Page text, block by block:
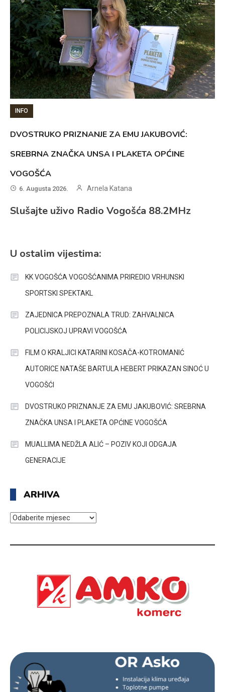
INFO
DVOSTRUKO PRIZNANJE ZA EMU JAKUBOVIĆ:
SREBRNA ZNAČKA UNSA I PLAKETA OPĆINE
VOGOŠĆA
6. Augusta 2026. Arnela Katana
Slušajte uživo Radio Vogošća 88.2MHz
U ostalim vijestima:
KK VOGOŠĆA VOGOŠĆANIMA PRIREDIO VRHUNSKI
SPORTSKI SPEKTAKL
ZAJEDNICA PREPOZNALA TRUD: ZAHVALNICA
POLICIJSKOJ UPRAVI VOGOŠĆA
FILM O KRALJICI KATARINI KOSAČA-KOTROMANIĆ
AUTORICE NATAŠE BARTULA HEBERT PRIKAZAN SINOĆ U
VOGOŠĆI
DVOSTRUKO PRIZNANJE ZA EMU JAKUBOVIĆ: SREBRNA
ZNAČKA UNSA I PLAKETA OPĆINE VOGOŠĆA
MUALLIMA NEDŽLA ALIĆ – POZIV KOJI ODGAJA
GENERACIJE
ARHIVA
ARHIVA